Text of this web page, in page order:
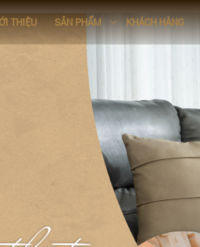
THIỆU SẢN PHẨM KHÁCH HÀNG